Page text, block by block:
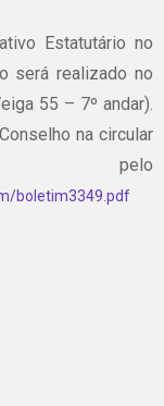
Estatutário no
será realizado no
55 – 7º andar).
na circular
pelo
boletim3349.pdf